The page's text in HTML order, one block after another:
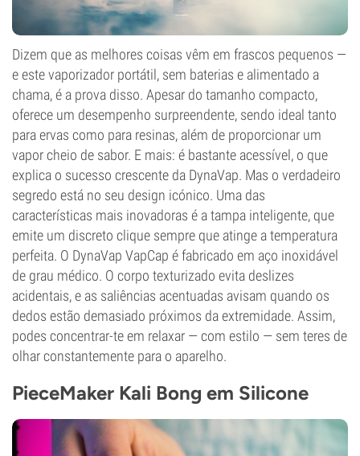
Dizem que as melhores coisas vêm em frascos pequenos —
e este vaporizador portátil, sem baterias e alimentado a
chama, é a prova disso. Apesar do tamanho compacto,
oferece um desempenho surpreendente, sendo ideal tanto
para ervas como para resinas, além de proporcionar um
vapor cheio de sabor. E mais: é bastante acessível, o que
explica o sucesso crescente da DynaVap. Mas o verdadeiro
segredo está no seu design icónico. Uma das
características mais inovadoras é a tampa inteligente, que
emite um discreto clique sempre que atinge a temperatura
perfeita. O DynaVap VapCap é fabricado em aço inoxidável
de grau médico. O corpo texturizado evita deslizes
acidentais, e as saliências acentuadas avisam quando os
dedos estão demasiado próximos da extremidade. Assim,
podes concentrar-te em relaxar — com estilo — sem teres de
olhar constantemente para o aparelho.
PieceMaker Kali Bong em Silicone